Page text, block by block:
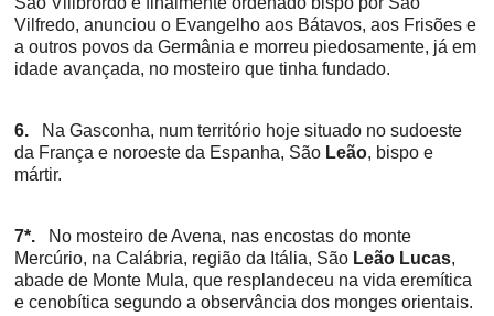
Vilfredo, anunciou o Evangelho aos Bátavos, aos Frisões e
a outros povos da Germânia e morreu piedosamente, já em
idade avançada, no mosteiro que tinha fundado.
6.
Na Gasconha, num território hoje situado no sudoeste
da França e noroeste da Espanha, São Leão, bispo e
mártir.
7*.
No mosteiro de Avena, nas encostas do monte
Mercúrio, na Calábria, região da Itália, São Leão Lucas,
abade de Monte Mula, que resplandeceu na vida eremítica
e cenobítica segundo a observância dos monges orientais.